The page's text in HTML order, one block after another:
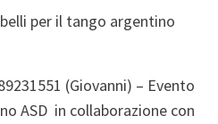
per il tango argentino
(Giovanni) – Evento
ASD in collaborazione con